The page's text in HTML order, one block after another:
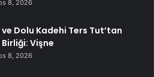
8, 2026
ve Dolu Kadehi Ters Tut’tan
Birliği: Vişne
8, 2026